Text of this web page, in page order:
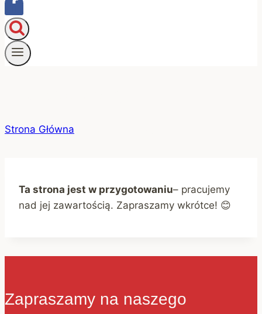
Strona Główna
Ta strona jest w przygotowaniu– pracujemy
nad jej zawartością. Zapraszamy wkrótce! 😊
Zapraszamy na naszego